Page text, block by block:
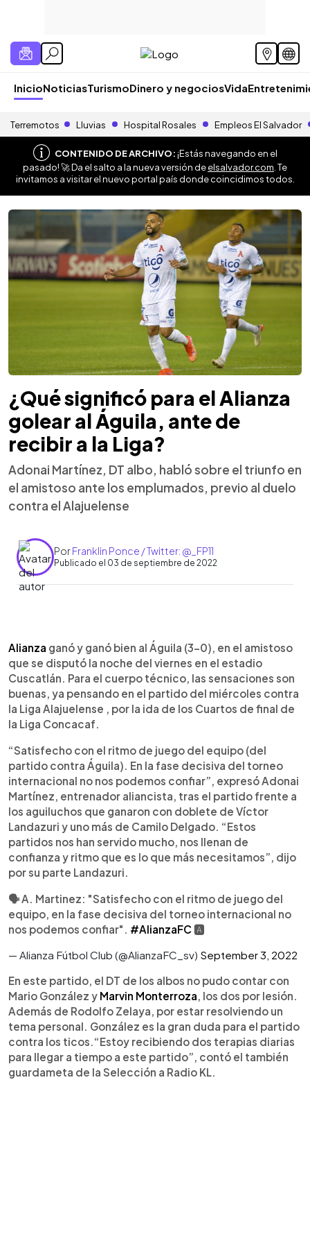
InicioNoticiasTurismoDinero y negociosVida
Terremotos Lluvias Hospital Rosales Empleos El Salvador
CONTENIDO DE ARCHIVO:¡Estás navegando en el
pasado! 🚀 Da el salto a la nueva versión deelsalvador.com . Te
invitamos a visitar el nuevo portal país donde coincidimos todos.
¿Qué significó para el Alianza
golear al Águila, ante de
recibir a la Liga?
Adonai Martínez, DT albo, habló sobre el triunfo en
el amistoso ante los emplumados, previo al duelo
contra el Alajuelense
PorFranklin Ponce / Twitter: @_FP11
Publicado el 03 de septiembre de 2022
Escuchar artículo
Alianza ganó y ganó bien al Águila (3-0), en el amistoso
que se disputó la noche del viernes en el estadio
Cuscatlán. Para el cuerpo técnico, las sensaciones son
buenas, ya pensando en el partido del miércoles contra
la Liga Alajuelense , por la ida de los Cuartos de final de
la Liga Concacaf.
“Satisfecho con el ritmo de juego del equipo (del
partido contra Águila). En la fase decisiva del torneo
internacional no nos podemos confiar”, expresó Adonai
Martínez, entrenador aliancista, tras el partido frente a
los aguiluchos que ganaron con doblete de Víctor
Landazuri y uno más de Camilo Delgado. “Estos
partidos nos han servido mucho, nos llenan de
confianza y ritmo que es lo que más necesitamos”, dijo
por su parte Landazuri.
🗣 A. Martinez: "Satisfecho con el ritmo de juego del
equipo, en la fase decisiva del torneo internacional no
nos podemos confiar". #AlianzaFC 🅰️
— Alianza Fútbol Club (@AlianzaFC_sv) September 3, 2022
En este partido, el DT de los albos no pudo contar con
Mario González y Marvin Monterroza , los dos por lesión.
Además de Rodolfo Zelaya, por estar resolviendo un
tema personal. González es la gran duda para el partido
contra los ticos.“Estoy recibiendo dos terapias diarias
para llegar a tiempo a este partido”, contó el también
guardameta de la Selección a Radio KL.